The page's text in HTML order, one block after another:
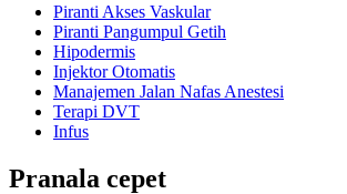
Piranti Akses Vaskular
Piranti Pangumpul Getih
Hipodermis
Injektor Otomatis
Manajemen Jalan Nafas Anestesi
Terapi DVT
Infus
Pranala cepet